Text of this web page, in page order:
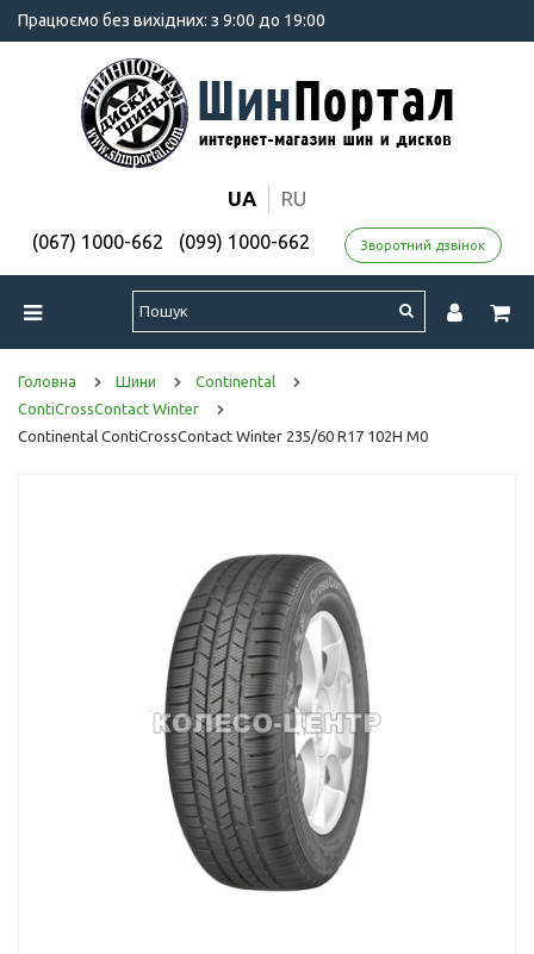
Працюємо без вихідних: з 9:00 до 19:00
UA RU
(067) 1000-662 (099) 1000-662 Зворотний дзвінок
Головна Шини
Continental
ContiCrossContact Winter
Continental ContiCrossContact Winter 235/60 R17 102H M0